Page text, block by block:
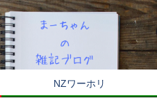
NZワーホリ